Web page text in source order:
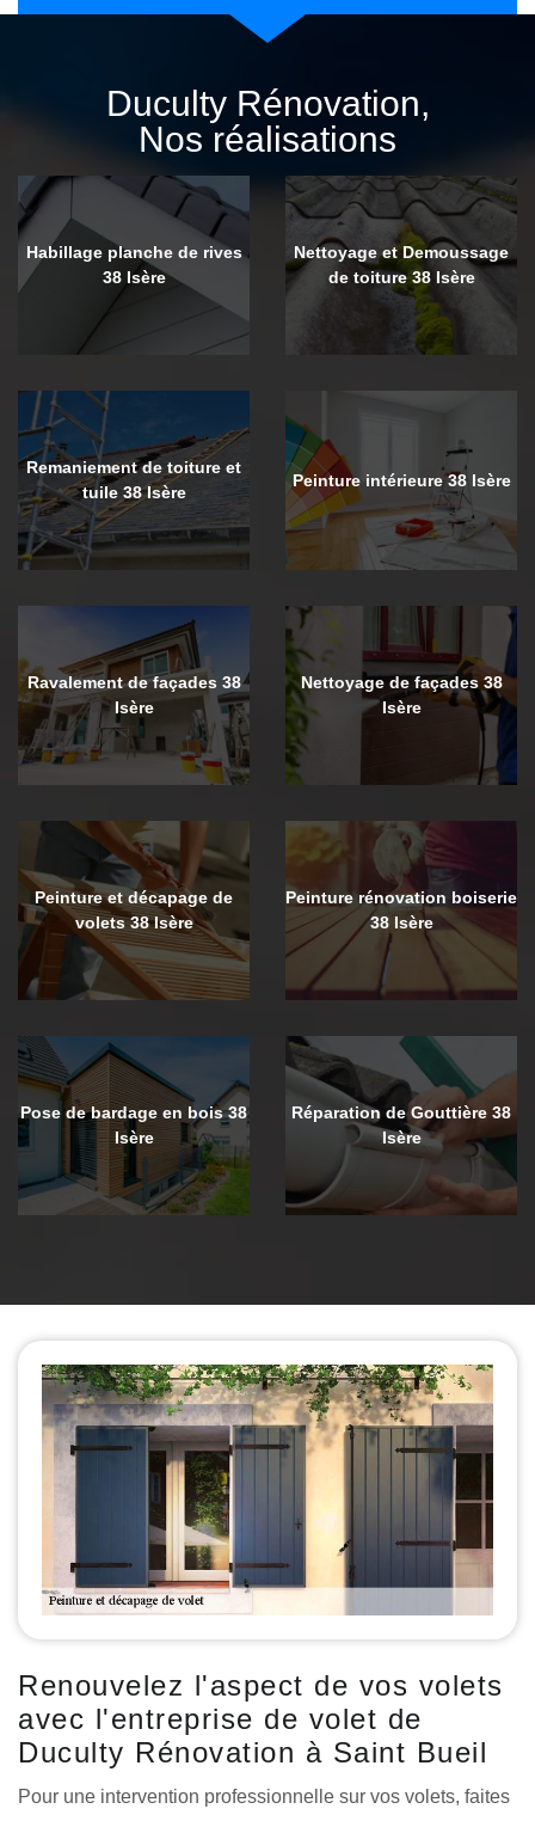
Duculty Rénovation,
Nos réalisations
Habillage planche de rives
38 Isère
Nettoyage et Demoussage
de toiture 38 Isère
Remaniement de toiture et
tuile 38 Isère
Peinture intérieure 38 Isère
Ravalement de façades 38
Isère
Nettoyage de façades 38
Isère
Peinture et décapage de
volets 38 Isère
Peinture rénovation boiserie
38 Isère
Pose de bardage en bois 38
Isère
Réparation de Gouttière 38
Isère
Renouvelez l'aspect de vos volets
avec l'entreprise de volet de
Duculty Rénovation à Saint Bueil
Pour une intervention professionnelle sur vos volets, faites